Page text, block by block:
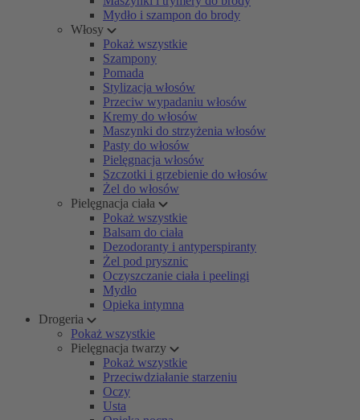
Mydło i szampon do brody
Włosy
Pokaż wszystkie
Szampony
Pomada
Stylizacja włosów
Przeciw wypadaniu włosów
Kremy do włosów
Maszynki do strzyżenia włosów
Pasty do włosów
Pielęgnacja włosów
Szczotki i grzebienie do włosów
Żel do włosów
Pielęgnacja ciała
Pokaż wszystkie
Balsam do ciała
Dezodoranty i antyperspiranty
Żel pod prysznic
Oczyszczanie ciała i peelingi
Mydło
Opieka intymna
Drogeria
Pokaż wszystkie
Pielęgnacja twarzy
Pokaż wszystkie
Przeciwdziałanie starzeniu
Oczy
Usta